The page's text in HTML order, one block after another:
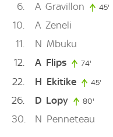
6 A Gravillon 45'
10 A Zeneli
11
N Mbuku
12
A Flips 74'
22 H Ekitike 45'
26 D Lopy 80'
30 N Penneteau